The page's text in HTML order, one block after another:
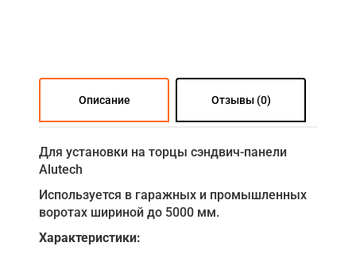
Описание Отзывы (0)
Для установки на торцы сэндвич-панели
Alutech
Используется в гаражных и промышленных
воротах шириной до 5000 мм.
Характеристики: